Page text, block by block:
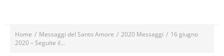
Home / Messaggi del Santo Amore / 2020 Messaggi / 16 giugno
2020 – Seguite il...